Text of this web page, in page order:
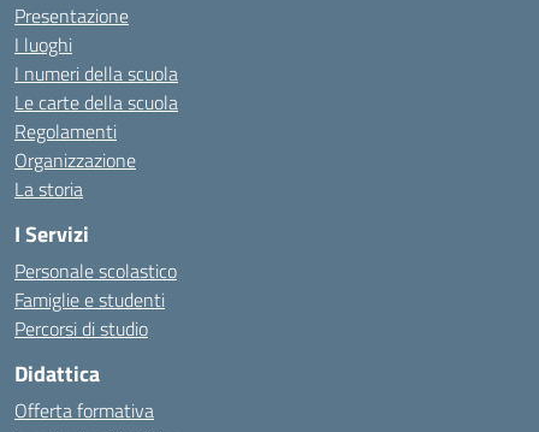
Presentazione
I luoghi
I numeri della scuola
Le carte della scuola
Regolamenti
Organizzazione
La storia
I Servizi
Personale scolastico
Famiglie e studenti
Percorsi di studio
Didattica
Offerta formativa